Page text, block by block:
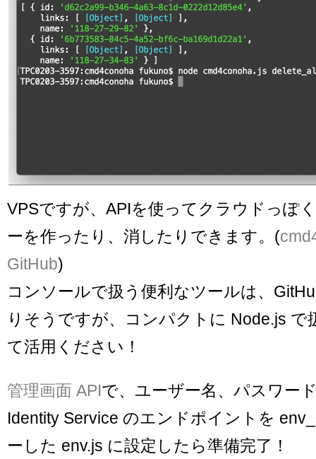
VPSですが、APIを使ってクラウドっぽ
ーを作ったり、消したりできます。(
GitHub)
コンソールで扱う便利なツールは、
りそうですが、コンパクトに Node.js で
て活用ください！
管理画面 APIで、ユーザー名、パスワー
Identity Service のエンドポイントを
ーした env.js に設定したら準備完了！